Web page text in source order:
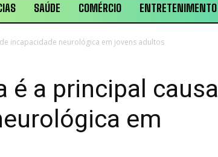
SAÚDE COMÉRCIO ENTRETENIMENTO
incapacidade neurológica em jovens adultos
é a principal causa
em